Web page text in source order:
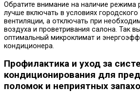
Обратите внимание на наличие режима
лучше включать в условиях
вентиляции, а отключать при
воздуха и проветривания салона. Так
оптимальный микроклимат и
кондиционера.
Профилактика и уход за
кондиционирования для
поломок и неприятных